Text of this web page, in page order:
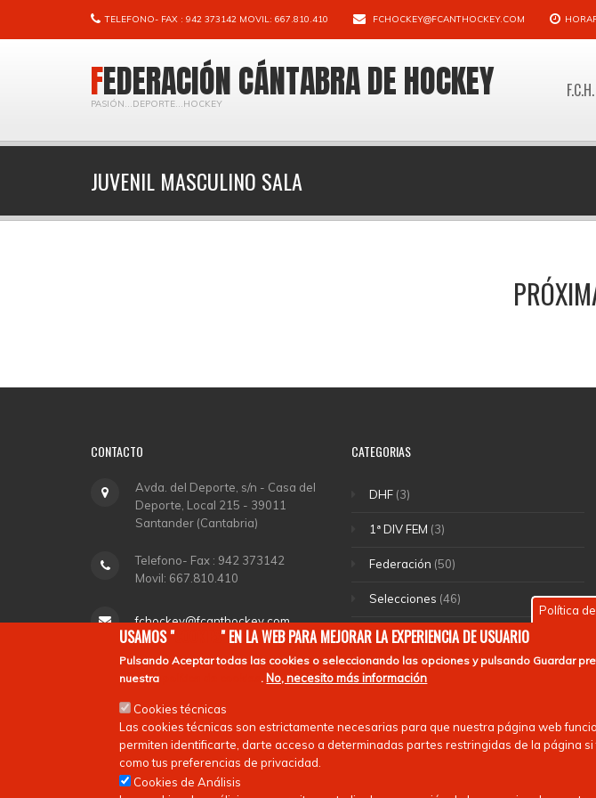
TELEFONO- FAX : 942 373142 MOVIL: 667.810.410 FCHOCKEY@FCANTHOCKEY.COM
FEDERACIÓN CÁNTABRA DE HOCKEY
PASIÓN...DEPORTE...HOCKEY
F.C.H.
JUVENIL MASCULINO SALA
CONTACTO
Avda. del Deporte, s/n - Casa del
Deporte, Local 215 - 39011
Santander (Cantabria)
Telefono- Fax : 942 373142
Movil: 667.810.410
fchockey@fcanthockey.com
Horario de Oficina: Martes y
Jueves de 18,00 a 20,00.
CATEGORIAS
DHF(3)
1ª DIV FEM (3)
Federación (50)
Selecciones (46)
DHA(1)
Deporte escolar(55)
Política
USAMOS "COOKIES " EN LA WEB PARA MEJORAR LA EXPERIENCIA DE USUARIO
PulsandoAceptar todas las cookies o seleccionando las opciones y pulsando Guardar
nuestra
. No, necesito más información
Cookies técnicas
Las cookies técnicas son estrictamente necesarias para que nuestra página web
permiten identificarte, darte acceso a determinadas partes restringidas de la página
como tus preferencias de privacidad.
Cookies de Análisis